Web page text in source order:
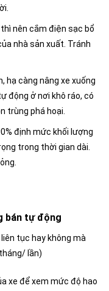
nên cắm điện sạc bổ
nhà sản xuất. Tránh
hạ càng nâng xe xuống
động ở nơi khô ráo, có
trùng phá hoại.
định mức khối lượng
trong thời gian dài.
bán tự động
tục hay không mà
lần)
xe để xem mức độ hao